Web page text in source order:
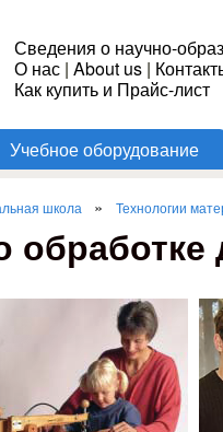
Сведения о научно-
О нас | About us |
Как купить и Прайс-лист
Учебное оборудование
школа » Технологии